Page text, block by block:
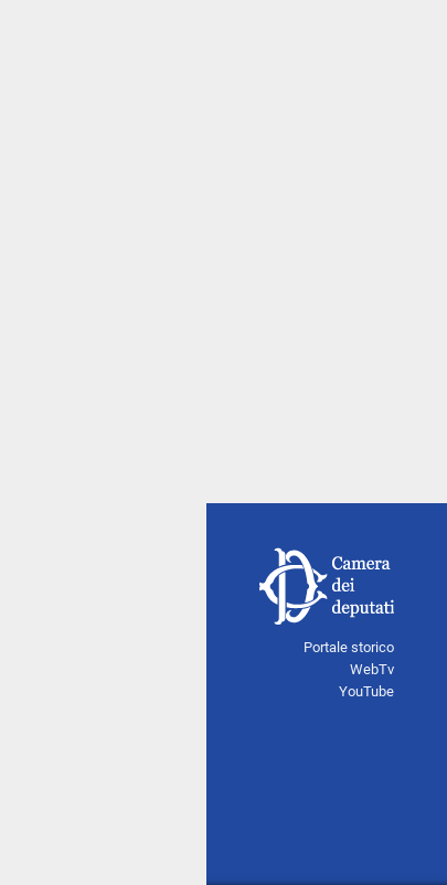
Portale storico
WebTv
YouTube